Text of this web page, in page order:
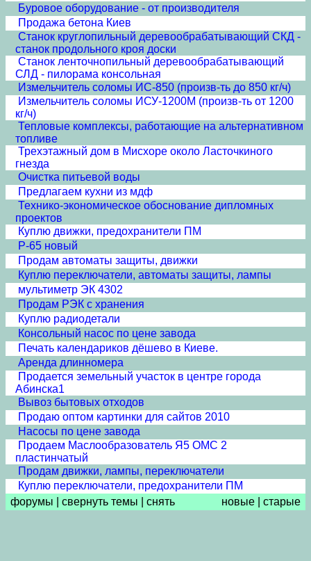
Буровое оборудование - от производителя
Продажа бетона Киев
Станок круглопильный деревообрабатывающий СКД -
станок продольного кроя доски
Станок ленточнопильный деревообрабатывающий
СЛД - пилорама консольная
Измельчитель соломы ИС-850 (произв-ть до 850 кг/ч)
Измельчитель соломы ИСУ-1200М (произв-ть от 1200
кг/ч)
Тепловые комплексы, работающие на альтернативном
топливе
Трехэтажный дом в Мисхоре около Ласточкиного
гнезда
Очистка питьевой воды
Предлагаем кухни из мдф
Технико-экономическое обоснование дипломных
проектов
Куплю движки, предохранители ПМ
Р-65 новый
Продам автоматы защиты, движки
Куплю переключатели, автоматы защиты, лампы
мультиметр ЭК 4302
Продам РЭК с хранения
Куплю радиодетали
Консольный насос по цене завода
Печать календариков дёшево в Киеве.
Аренда длинномера
Продается земельный участок в центре города
Абинска1
Вывоз бытовых отходов
Продаю оптом картинки для сайтов 2010
Насосы по цене завода
Продаем Маслообразователь Я5 ОМС 2
пластинчатый
Продам движки, лампы, переключатели
Куплю переключатели, предохранители ПМ
форумы
свернуть темы снять новые старые